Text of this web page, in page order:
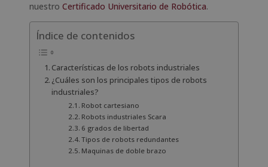
nuestro Certificado Universitario de Robótica.
Índice de contenidos
Características de los robots industriales
¿Cuáles son los principales tipos de robots
industriales?
Robot cartesiano
Robots industriales Scara
6 grados de libertad
Tipos de robots redundantes
Maquinas de doble brazo